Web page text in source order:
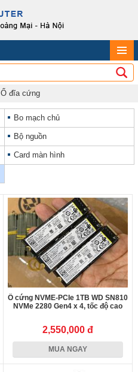
Ổ đĩa cứng
Bo mạch chủ
Bộ nguồn
Card màn hình
Ổ cứng NVME-PCIe 1TB WD SN810
NVMe 2280 Gen4 x 4, tốc độ cao
2,550,000 đ
MUA NGAY